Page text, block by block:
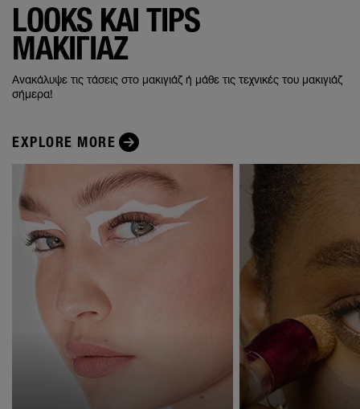
LOOKS ΚΑΙ TIPS
ΜΑΚΙΓΙΑΖ
Ανακάλυψε τις τάσεις στο μακιγιάζ ή μάθε τις τεχνικές του μακιγιάζ
σήμερα!
EXPLORE MORE